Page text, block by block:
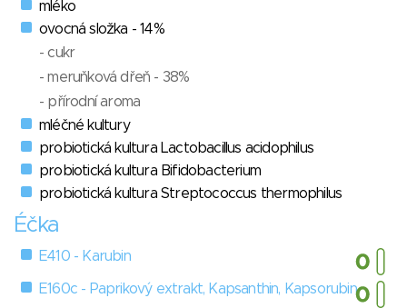
mléko
ovocná složka - 14%
- cukr
- meruňková dřeň - 38%
- přírodní aroma
mléčné kultury
probiotická kultura Lactobacillus acidophilus
probiotická kultura Bifidobacterium
probiotická kultura Streptococcus thermophilus
Éčka
E410 - Karubin
E160c - Paprikový extrakt, Kapsanthin, Kapsorubin